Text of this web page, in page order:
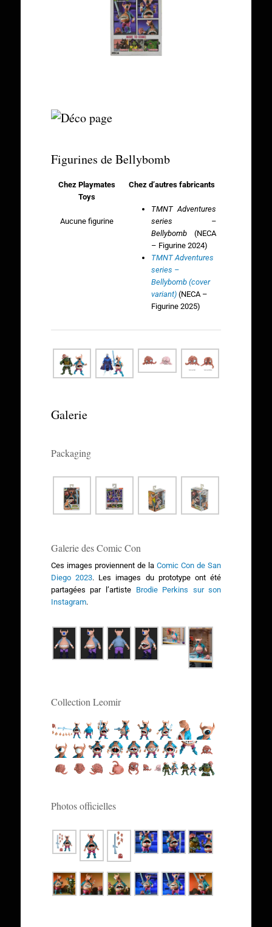
Figurines de Bellybomb
Chez Playmates
Toys
Aucune figurine
Chez d’autres fabricants
TMNT Adventures
series –
Bellybomb (NECA
– Figurine 2024)
TMNT Adventures
series –
Bellybomb (cover
variant) (NECA –
Figurine 2025)
Galerie
Packaging
Galerie des Comic Con
Ces images proviennent de laComic Con de San
Diego 2023. Les images du prototype ont été
partagées par l’artiste Brodie Perkins sur son
Instagram.
Collection Leomir
Photos officielles